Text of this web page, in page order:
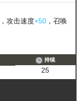
，攻击速度+50 ，召唤
持续
25